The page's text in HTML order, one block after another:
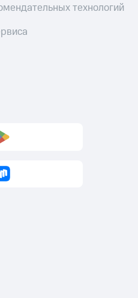
технологий